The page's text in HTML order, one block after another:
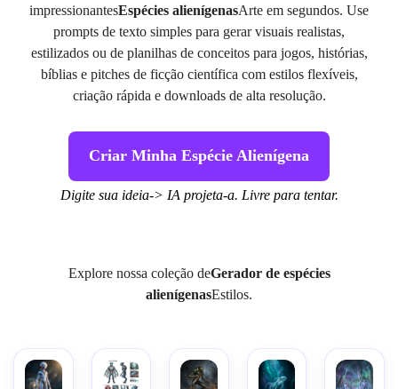
impressionantesEspécies alienígenasArte em segundos. Use
prompts de texto simples para gerar visuais realistas,
estilizados ou de planilhas de conceitos para jogos, histórias,
bíblias e pitches de ficção científica com estilos flexíveis,
criação rápida e downloads de alta resolução.
Criar Minha Espécie Alienígena
Digite sua ideia-> IA projeta-a. Livre para tentar.
Explore nossa coleção deGerador de espécies
alienígenasEstilos.